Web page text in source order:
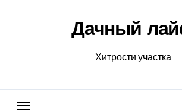
Дачный
Хитрости участка